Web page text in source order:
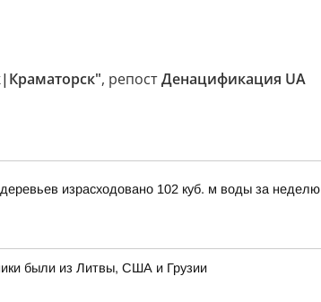
, репостДенацификация UA
израсходовано 102 куб. м воды за неделю
были из Литвы, США и Грузии